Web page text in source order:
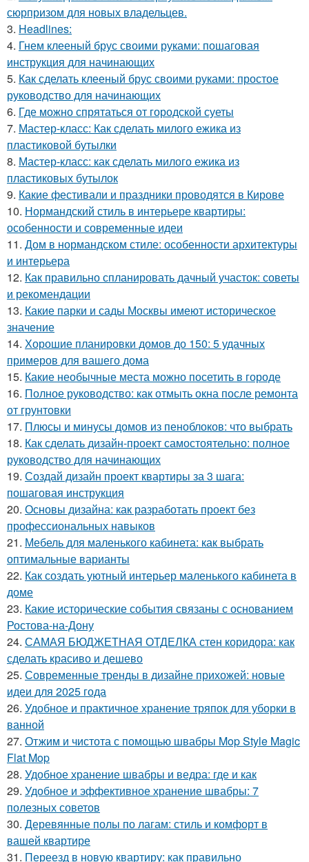
сюрпризом для новых владельцев.
3. Headlines:
4. Гнем клееный брус своими руками: пошаговая
инструкция для начинающих
5. Как сделать клееный брус своими руками: простое
руководство для начинающих
6. Где можно спрятаться от городской суеты
7. Мастер-класс: Как сделать милого ежика из
пластиковой бутылки
8. Мастер-класс: как сделать милого ежика из
пластиковых бутылок
9. Какие фестивали и праздники проводятся в Кирове
10. Нормандский стиль в интерьере квартиры:
особенности и современные идеи
11. Дом в нормандском стиле: особенности архитектуры
и интерьера
12. Как правильно спланировать дачный участок: советы
и рекомендации
13. Какие парки и сады Москвы имеют историческое
значение
14. Хорошие планировки домов до 150: 5 удачных
примеров для вашего дома
15. Какие необычные места можно посетить в городе
16. Полное руководство: как отмыть окна после ремонта
от грунтовки
17. Плюсы и минусы домов из пеноблоков: что выбрать
18. Как сделать дизайн-проект самостоятельно: полное
руководство для начинающих
19. Создай дизайн проект квартиры за 3 шага:
пошаговая инструкция
20. Основы дизайна: как разработать проект без
профессиональных навыков
21. Мебель для маленького кабинета: как выбрать
оптимальные варианты
22. Как создать уютный интерьер маленького кабинета в
доме
23. Какие исторические события связаны с основанием
Ростова-на-Дону
24. САМАЯ БЮДЖЕТНАЯ ОТДЕЛКА стен коридора: как
сделать красиво и дешево
25. Современные тренды в дизайне прихожей: новые
идеи для 2025 года
26. Удобное и практичное хранение тряпок для уборки в
ванной
27. Отжим и чистота с помощью швабры Mop Style Magic
Flat Mop
28. Удобное хранение швабры и ведра: где и как
29. Удобное и эффективное хранение швабры: 7
полезных советов
30. Деревянные полы по лагам: стиль и комфорт в
вашей квартире
31. Переезд в новую квартиру: как правильно